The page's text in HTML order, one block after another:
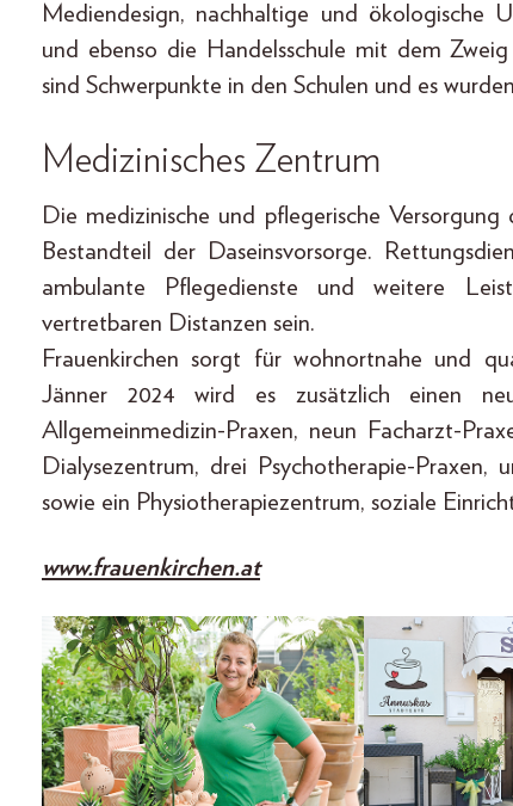
Mediendesign, nachhaltige und ökologische
und ebenso die Handelsschule mit dem
sind Schwerpunkte in den Schulen und es
Medizinisches Zentrum
Die medizinische und pflegerische
Bestandteil der Daseinsvorsorge.
ambulante Pflegedienste und weitere
vertretbaren Distanzen sein.
Frauenkirchen sorgt für wohnortnahe und
Jänner 2024 wird es zusätzlich einen
Allgemeinmedizin-­Praxen, neun Facharzt-
Dialysezentrum, drei Psychotherapie-Praxen,
sowie ein Physiotherapiezentrum, soziale
www.frauenkirchen.at